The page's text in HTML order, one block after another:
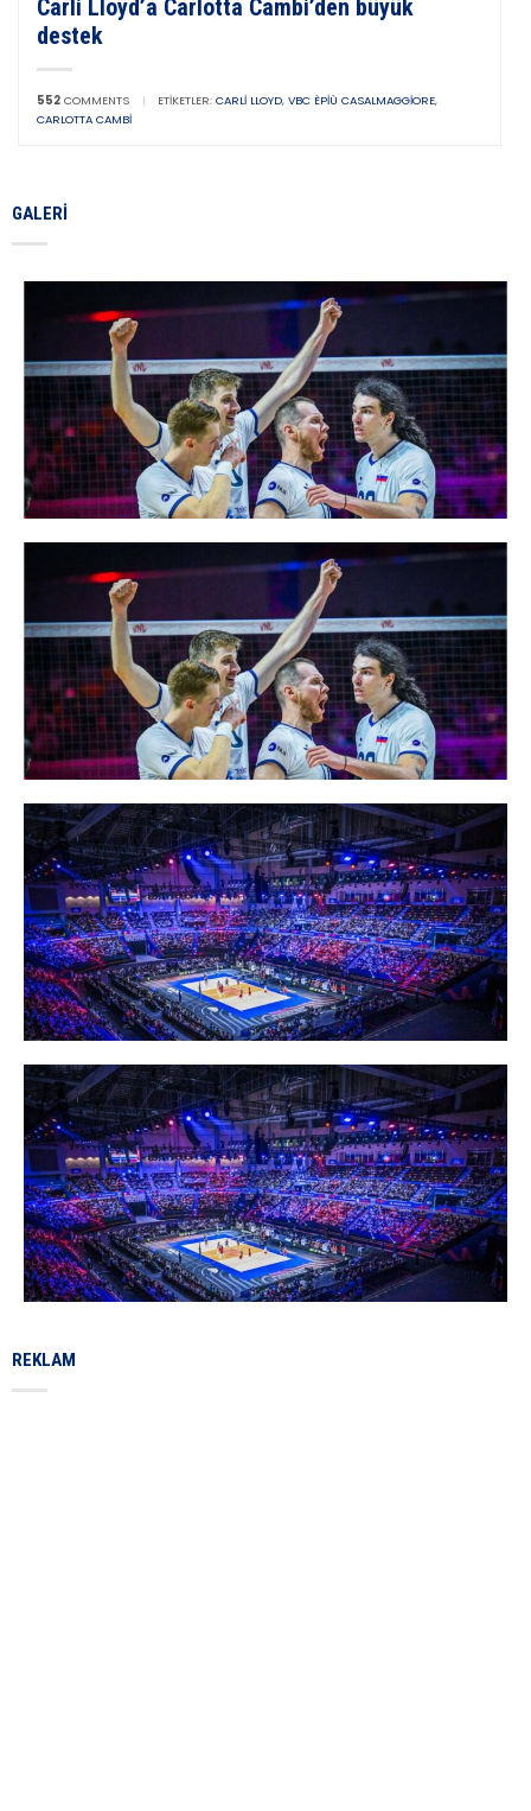
Carli Lloyd’a Carlotta Cambi’den büyük
destek
552 COMMENTS | ETIKETLER: CARLI LLOYD, VBC ÈPIÙ CASALMAGGIORE,
CARLOTTA CAMBI
GALERI
REKLAM